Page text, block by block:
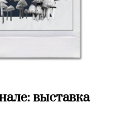
выставка